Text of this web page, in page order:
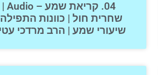
04. קריאת שמע – Audio |
שחרית חול | כוונות
שיעורי שמע | הרב מרדכי